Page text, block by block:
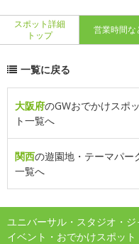
スポット詳細
トップ
営業時間な
一覧に戻る
大阪府のGWおでかけスポッ
ト一覧へ
関西の遊園地・テーマパー
一覧へ
ユニバーサル・スタジオ・
イベント・おでかけスポット